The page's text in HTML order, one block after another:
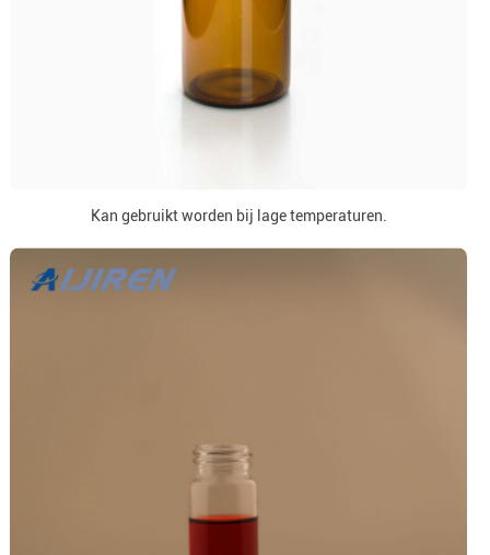
Kan gebruikt worden bij lage temperaturen.